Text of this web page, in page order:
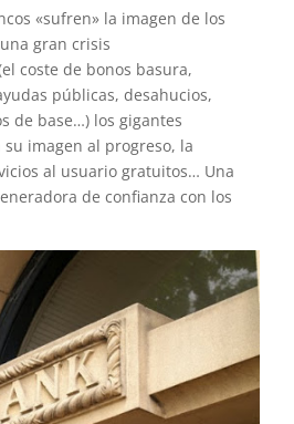
«sufren» la imagen de los
gran crisis
coste de bonos basura,
públicas, desahucios,
de base…) los gigantes
imagen al progreso, la
al usuario gratuitos… Una
de confianza con los